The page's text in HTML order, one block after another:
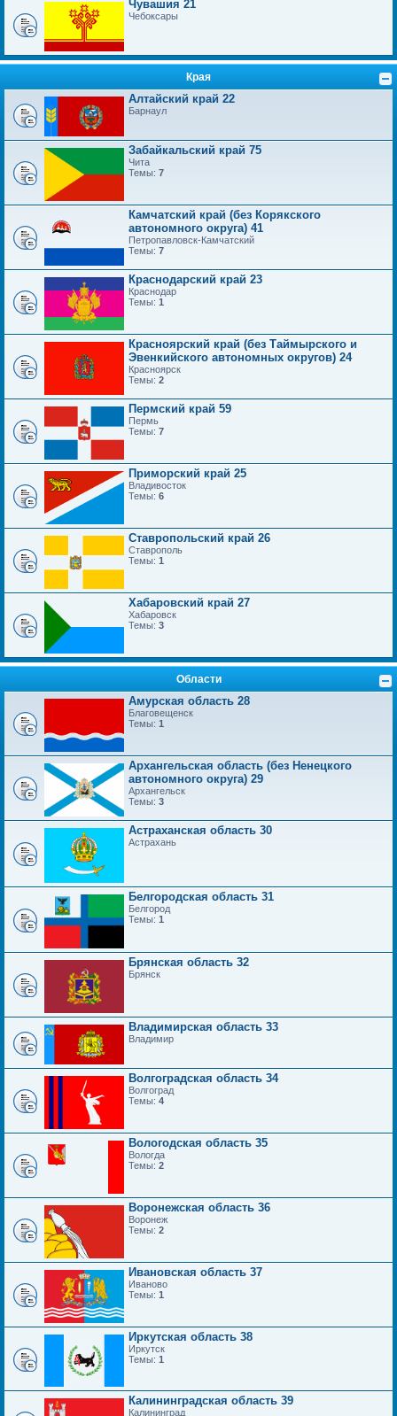
Чувашия 21
Чебоксары
Края
Алтайский край 22
Барнаул
Забайкальский край 75
Чита
Темы: 7
Камчатский край (без Корякского
автономного округа) 41
Петропавловск-Камчатский
Темы: 7
Краснодарский край 23
Краснодар
Темы: 1
Красноярский край (без Таймырского и
Эвенкийского автономных округов) 24
Красноярск
Темы: 2
Пермский край 59
Пермь
Темы: 7
Приморский край 25
Владивосток
Темы: 6
Ставропольский край 26
Ставрополь
Темы: 1
Хабаровский край 27
Хабаровск
Темы: 3
Области
Амурская область 28
Благовещенск
Темы: 1
Архангельская область (без Ненецкого
автономного округа) 29
Архангельск
Темы: 3
Астраханская область 30
Астрахань
Белгородская область 31
Белгород
Темы: 1
Брянская область 32
Брянск
Владимирская область 33
Владимир
Волгоградская область 34
Волгоград
Темы: 4
Вологодская область 35
Вологда
Темы: 2
Воронежская область 36
Воронеж
Темы: 2
Ивановская область 37
Иваново
Темы: 1
Иркутская область 38
Иркутск
Темы: 1
Калининградская область 39
Калининград